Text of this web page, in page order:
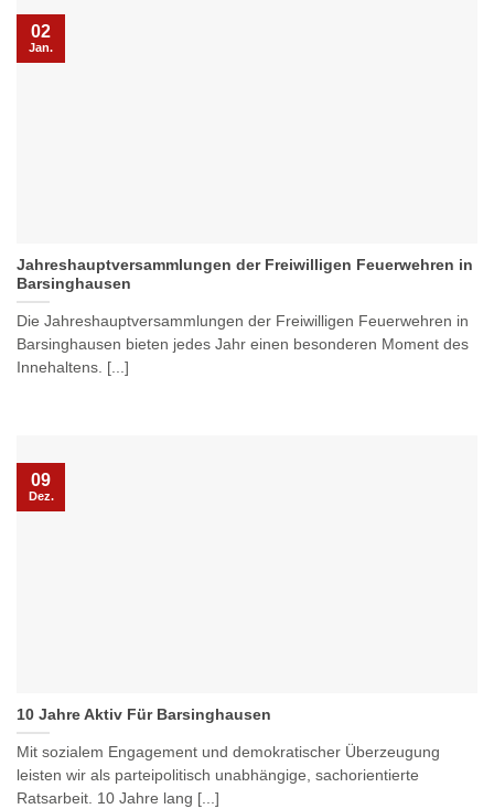
Jahreshauptversammlungen der Freiwilligen Feuerwehren in
Barsinghausen
Die Jahreshauptversammlungen der Freiwilligen Feuerwehren in
Barsinghausen bieten jedes Jahr einen besonderen Moment des
Innehaltens. [...]
02
Jan.
10 Jahre Aktiv Für Barsinghausen
Mit sozialem Engagement und demokratischer Überzeugung
leisten wir als parteipolitisch unabhängige, sachorientierte
Ratsarbeit. 10 Jahre lang [...]
09
Dez.